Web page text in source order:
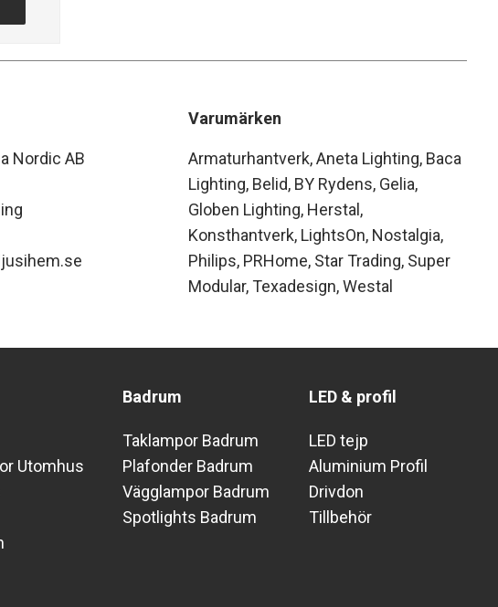
Nordic AB
Varumärken
Armaturhantverk Aneta Lighting Baca
Lighting Belid BY Rydens Gelia
Globen Lighting Herstal
Konsthantverk LightsOn Nostalgia
Philips PRHome Star Trading Super
Modular Texadesign Westal
Utomhus
Badrum
Taklampor Badrum
Plafonder Badrum
Vägglampor Badrum
Spotlights Badrum
LED & profil
LED tejp
Aluminium Profil
Drivdon
Tillbehör